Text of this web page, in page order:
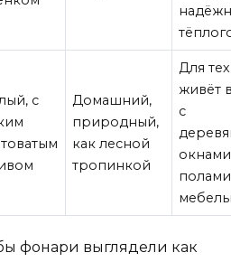
с
Домашний,
природный,
как лесной
тропинкой
Для
живёт
с
фонари выглядели как